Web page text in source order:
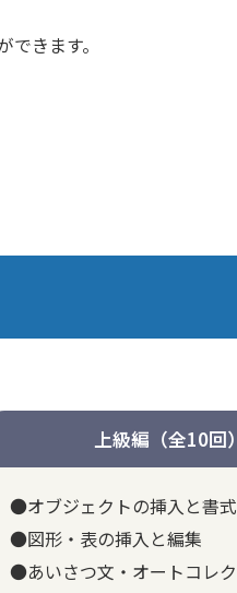
きます。
上級編（全10回）
●オブジェクトの挿入と書
●図形・表の挿入と編集
●あいさつ文・オートコレ